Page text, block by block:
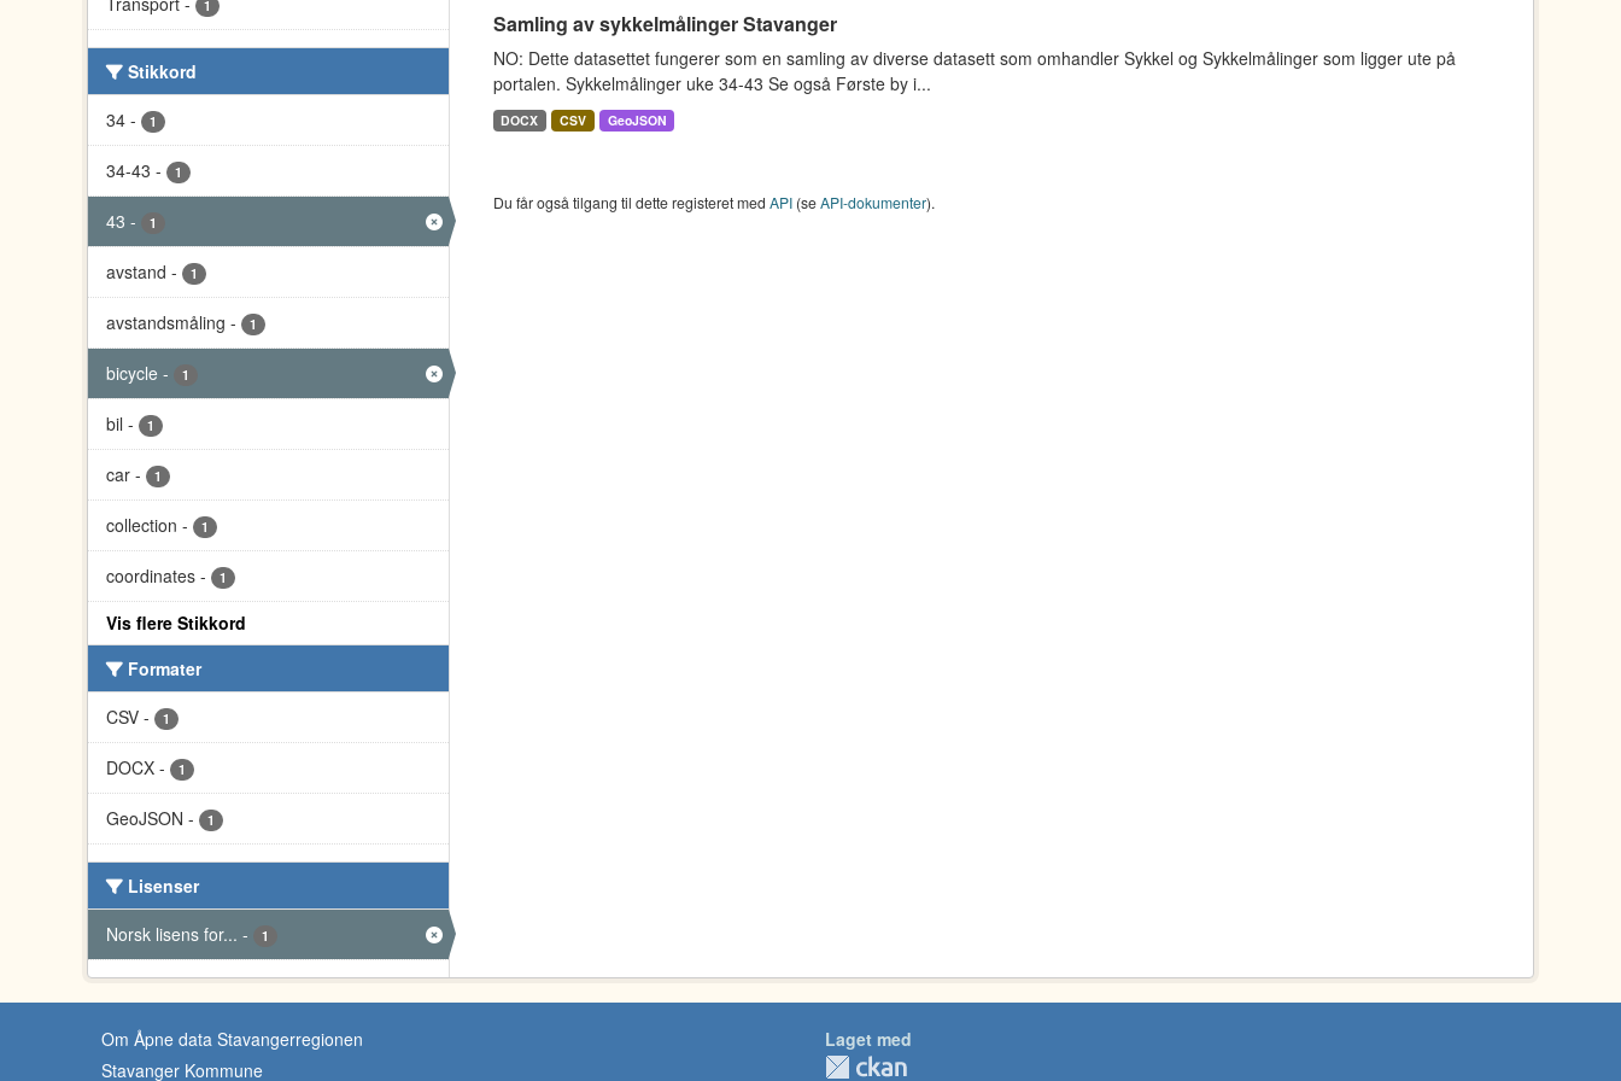
1
Stikkord
34 - 1
34-43 - 1
43 - 1
avstand - 1
avstandsmåling - 1
bicycle - 1
bil - 1
car - 1
collection - 1
coordinates - 1
Vis flere Stikkord
Formater
CSV - 1
DOCX - 1
GeoJSON - 1
Lisenser
Norsk lisens for... - 1
Samling av sykkelmålinger Stavanger
NO: Dette datasettet fungerer som en samling av diverse datasett som omhandler Sykkel og Sykkelmålinger som ligger ute på
portalen. Sykkelmålinger uke 34-43 Se også Første by i...
DOCX CSV GeoJSON
Du får også tilgang til dette registeret med API(seAPI-dokumenter).
Om Åpne data Stavangerregionen
Stavanger Kommune
Laget med